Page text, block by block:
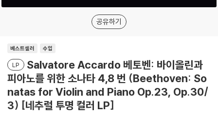
공유하기
베스트셀러 수입
LP
Salvatore Accardo 베토벤: 바이올린과
피아노를 위한 소나타 4,8 번 (Beethoven: So
natas for Violin and Piano Op.23, Op.30/
3) [네추럴 투명 컬러 LP]